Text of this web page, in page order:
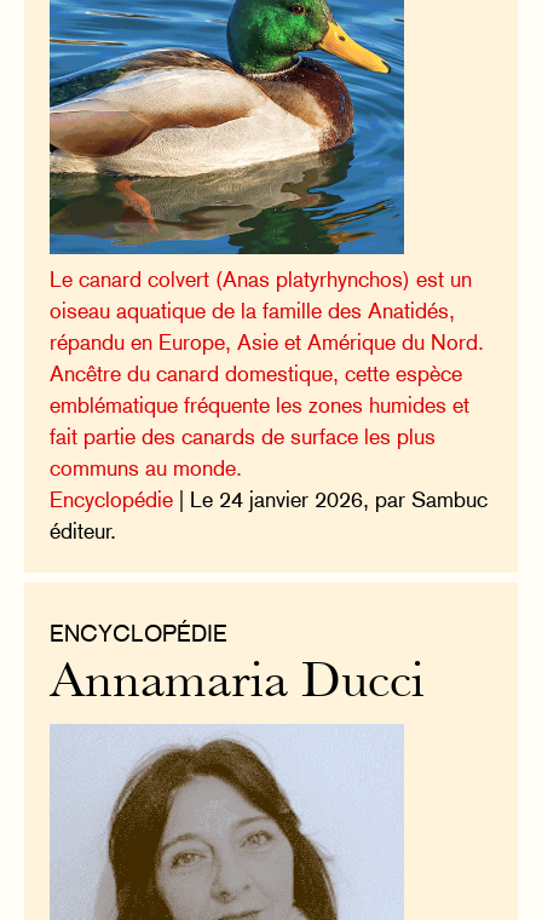
Le canard colvert (Anas platyrhynchos) est un
oiseau aquatique de la famille des Anatidés,
répandu en Europe, Asie et Amérique du Nord.
Ancêtre du canard domestique, cette espèce
emblématique fréquente les zones humides et
fait partie des canards de surface les plus
communs au monde.
Encyclopédie | Le 24 janvier 2026, par Sambuc
éditeur.
ENCYCLOPÉDIE
Annamaria Ducci